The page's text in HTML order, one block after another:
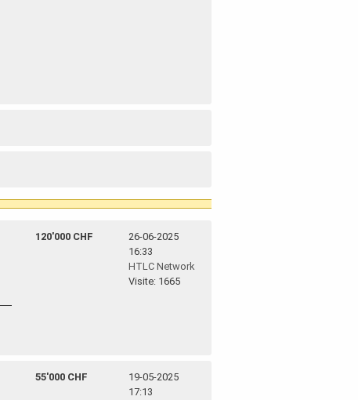
120'000 CHF
26-06-2025
16:33
HTLC Network
Visite: 1665
55'000 CHF
19-05-2025
17:13